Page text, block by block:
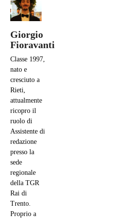
Giorgio
Fioravanti
Classe 1997,
nato e
cresciuto a
Rieti,
attualmente
ricopro il
ruolo di
Assistente di
redazione
presso la
sede
regionale
della TGR
Rai di
Trento.
Proprio a